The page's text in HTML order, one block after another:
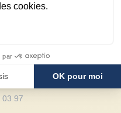
cookies.
par
OK pour moi
client
03 97